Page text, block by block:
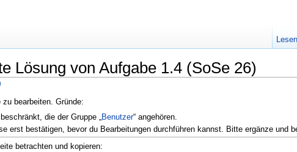
Lösung von Aufgabe 1.4 (SoSe 26)
bearbeiten. Gründe:
die der Gruppe „
Benutzer“ angehören.
erst bestätigen, bevor du Bearbeitungen durchführen kannst. Bitte ergänze und
betrachten und kopieren:
Lesen